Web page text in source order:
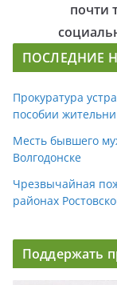
почти
ПОСЛЕДНИЕ
Прокуратура
пособии
Месть бывшего
Волгодонске
Чрезвычайная
районах
Поддержать